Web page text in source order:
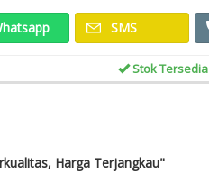
SMS
Stok Tersedia
Harga Terjangkau"